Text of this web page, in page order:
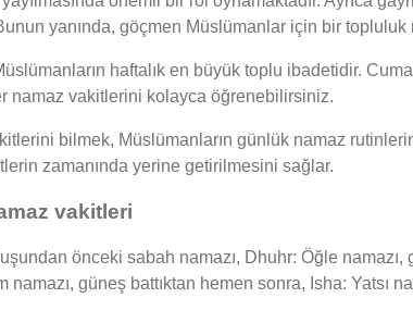
yanında, göçmen Müslümanlar için bir
haftalık en büyük toplu ibadetidir.
namaz vakitlerini kolayca öğrenebilirsiniz.
bilmek, Müslümanların günlük namaz
zamanında yerine getirilmesini sağlar.
vakitleri
önceki sabah namazı, Dhuhr: Öğle
güneş battıktan hemen sonra, Isha: Yatsı